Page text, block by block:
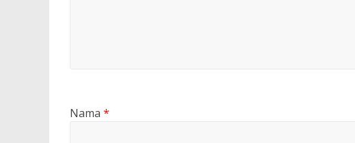
Nama *